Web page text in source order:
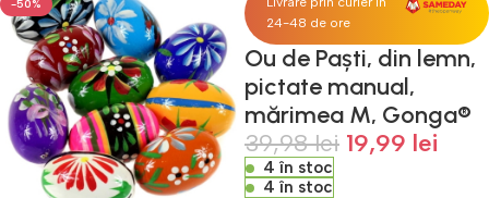
-50%
24-48 de ore
Ou de Paști, din lemn,
pictate manual,
mărimea M, Gonga®
39,98lei 19,99 lei
4 în stoc
4 în stoc